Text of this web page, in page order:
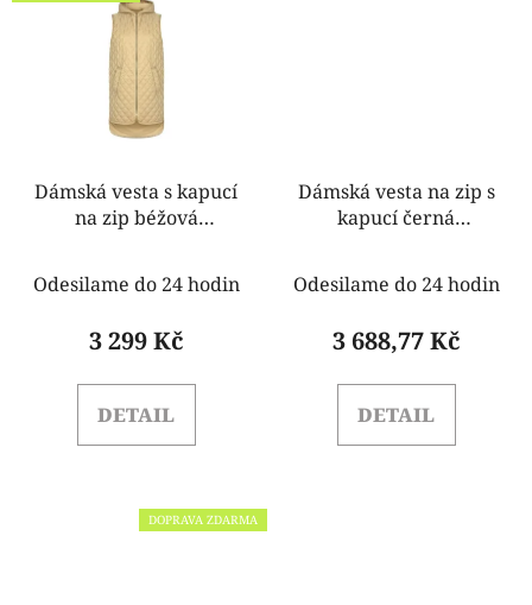
Dámská vesta s kapucí
na zip béžová
CFC80107865003
Odesilame do 24 hodin
3 299 Kč
DETAIL
Dámská vesta na zip s
kapucí černá
CFC80109125003
Odesilame do 24 hodin
3 688,77 Kč
DETAIL
DOPRAVA ZDARMA